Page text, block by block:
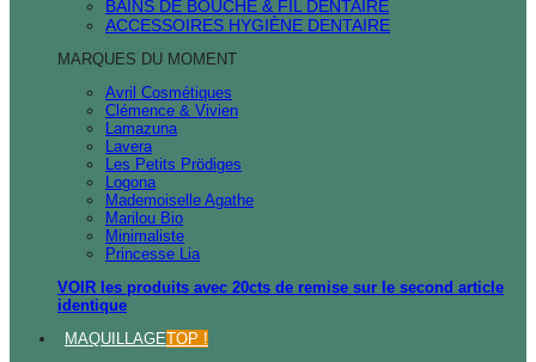
BAINS DE BOUCHE & FIL DENTAIRE
ACCESSOIRES HYGIÈNE DENTAIRE
MARQUES DU MOMENT
Avril Cosmétiques
Clémence & Vivien
Lamazuna
Lavera
Les Petits Prödiges
Logona
Mademoiselle Agathe
Marilou Bio
Minimaliste
Princesse Lia
VOIR les produits avec 20cts de remise sur le second article
identique
MAQUILLAGETOP !